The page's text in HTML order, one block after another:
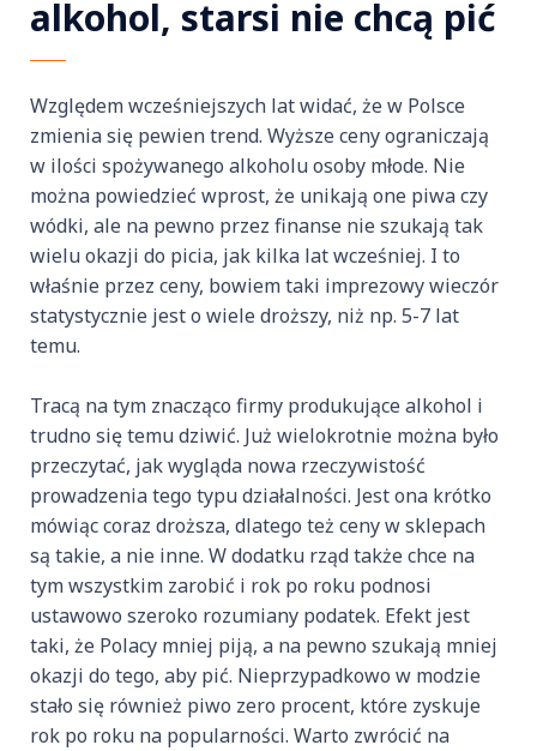
alkohol, starsi nie chcą pić
Względem wcześniejszych lat widać, że w Polsce
zmienia się pewien trend. Wyższe ceny ograniczają
w ilości spożywanego alkoholu osoby młode. Nie
można powiedzieć wprost, że unikają one piwa czy
wódki, ale na pewno przez finanse nie szukają tak
wielu okazji do picia, jak kilka lat wcześniej. I to
właśnie przez ceny, bowiem taki imprezowy wieczór
statystycznie jest o wiele droższy, niż np. 5-7 lat
temu.
Tracą na tym znacząco firmy produkujące alkohol i
trudno się temu dziwić. Już wielokrotnie można było
przeczytać, jak wygląda nowa rzeczywistość
prowadzenia tego typu działalności. Jest ona krótko
mówiąc coraz droższa, dlatego też ceny w sklepach
są takie, a nie inne. W dodatku rząd także chce na
tym wszystkim zarobić i rok po roku podnosi
ustawowo szeroko rozumiany podatek. Efekt jest
taki, że Polacy mniej piją, a na pewno szukają mniej
okazji do tego, aby pić. Nieprzypadkowo w modzie
stało się również piwo zero procent, które zyskuje
rok po roku na popularności. Warto zwrócić na